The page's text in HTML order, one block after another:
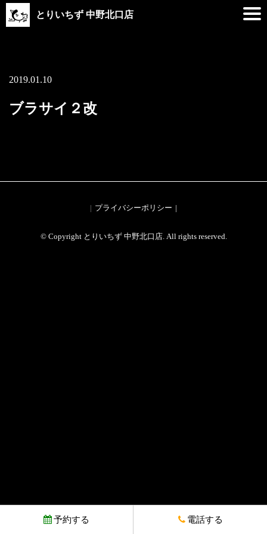
とりいちず 中野北口店
2019.01.10
ブラサイ２改
プライバシーポリシー
© Copyright とりいちず 中野北口店. All rights reserved.
予約する 電話する